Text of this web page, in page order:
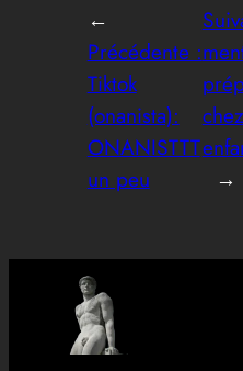
←
Précédente :
Tiktok
(onanista):
ONANISTTT
un peu
→